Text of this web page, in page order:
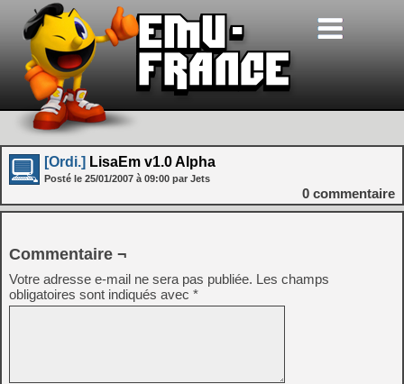
[Ordi.] LisaEm v1.0 Alpha
Posté le 25/01/2007 à 09:00 par Jets
0 commentaire
Commentaire ¬
Votre adresse e-mail ne sera pas publiée. Les champs
obligatoires sont indiqués avec *